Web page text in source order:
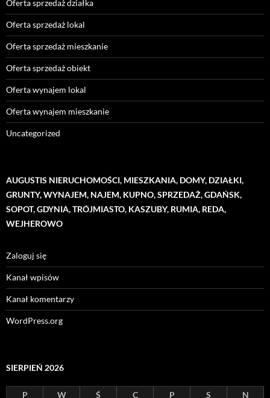
Oferta sprzedaż działka
Oferta sprzedaż lokal
Oferta sprzedaż mieszkanie
Oferta sprzedaż obiekt
Oferta wynajem lokal
Oferta wynajem mieszkanie
Uncategorized
AUGUSTIS NIERUCHOMOŚCI, MIESZKANIA, DOMY, DZIAŁKI,
GRUNTY, WYNAJEM, NAJEM, KUPNO, SPRZEDAŻ, GDAŃSK,
SOPOT, GDYNIA, TRÓJMIASTO, KASZUBY, RUMIA, REDA,
WEJHEROWO
Zaloguj się
Kanał wpisów
Kanał komentarzy
WordPress.org
SIERPIEŃ 2026
P W Ś C P S
N